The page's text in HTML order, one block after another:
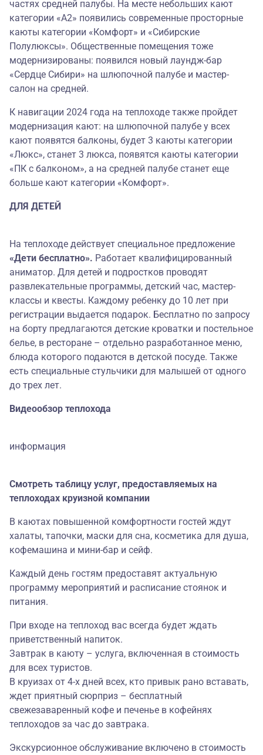
частях средней палубы. На месте небольших кают
категории «А2» появились современные просторные
каюты категории «Комфорт» и «Сибирские
Полулюксы». Общественные помещения тоже
модернизированы: появился новый лаундж-бар
«Сердце Сибири» на шлюпочной палубе и мастер-
салон на средней.
К навигации 2024 года на теплоходе также пройдет
модернизация кают: на шлюпочной палубе у всех
кают появятся балконы, будет 3 каюты категории
«Люкс», станет 3 люкса, появятся каюты категории
«ПК с балконом», а на средней палубе станет еще
больше кают категории «Комфорт».
ДЛЯ ДЕТЕЙ
На теплоходе действует специальное предложение
«Дети бесплатно». Работает квалифицированный
аниматор. Для детей и подростков проводят
развлекательные программы, детский час, мастер-
классы и квесты. Каждому ребенку до 10 лет при
регистрации выдается подарок. Бесплатно по запросу
на борту предлагаются детские кроватки и постельное
белье, в ресторане – отдельно разработанное меню,
блюда которого подаются в детской посуде. Также
есть специальные стульчики для малышей от одного
до трех лет.
Видеообзор теплохода
информация
Смотреть таблицу услуг, предоставляемых на
теплоходах круизной компании
В каютах повышенной комфортности гостей ждут
халаты, тапочки, маски для сна, косметика для душа,
кофемашина и мини-бар и сейф.
Каждый день гостям предоставят актуальную
программу мероприятий и расписание стоянок и
питания.
При входе на теплоход вас всегда будет ждать
приветственный напиток.
Завтрак в каюту – услуга, включенная в стоимость
для всех туристов.
В круизах от 4-х дней всех, кто привык рано вставать,
ждет приятный сюрприз – бесплатный
свежезаваренный кофе и печенье в кофейнях
теплоходов за час до завтрака.
Экскурсионное обслуживание включено в стоимость